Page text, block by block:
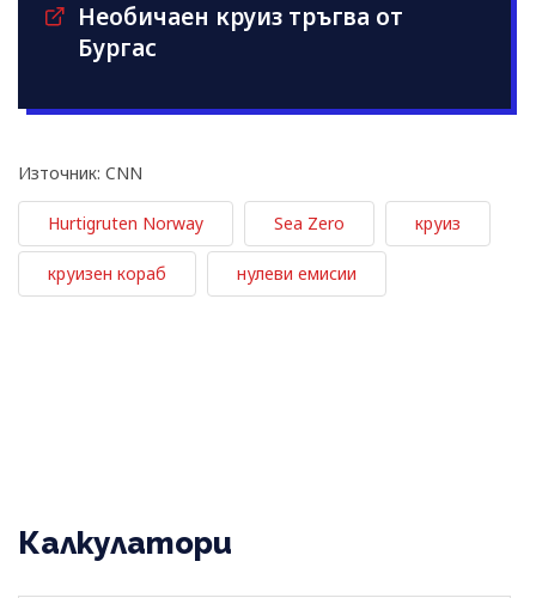
Необичаен круиз тръгва от
Бургас
Източник: CNN
Hurtigruten Norway Sea Zero круиз
круизен кораб нулеви емисии
Калкулатори